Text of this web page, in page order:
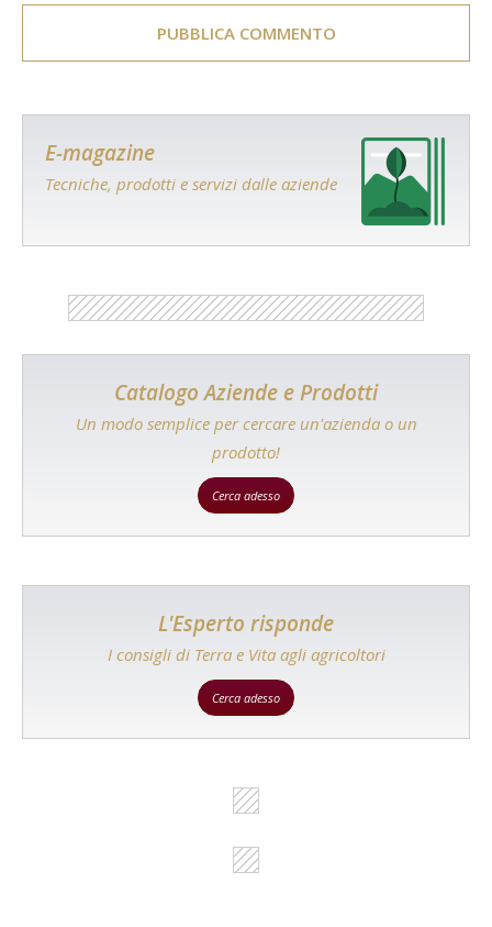
E-magazine
Tecniche, prodotti e servizi dalle aziende
Catalogo Aziende e Prodotti
Un modo semplice per cercare un'azienda o un
prodotto!
Cerca adesso
L'Esperto risponde
I consigli di Terra e Vita agli agricoltori
Cerca adesso